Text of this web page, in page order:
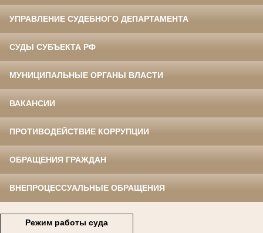
УПРАВЛЕНИЕ СУДЕБНОГО ДЕПАРТАМЕНТА
СУДЫ СУБЪЕКТА РФ
МУНИЦИПАЛЬНЫЕ ОРГАНЫ ВЛАСТИ
ВАКАНСИИ
ПРОТИВОДЕЙСТВИЕ КОРРУПЦИИ
ОБРАЩЕНИЯ ГРАЖДАН
ВНЕПРОЦЕССУАЛЬНЫЕ ОБРАЩЕНИЯ
Режим работы суда